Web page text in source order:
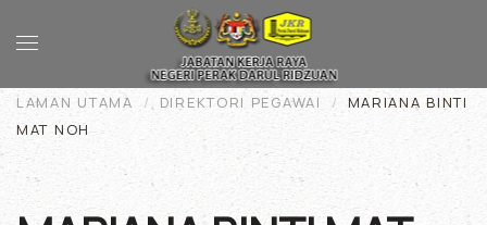
Skip to main content
LAMAN UTAMA DIREKTORI PEGAWAI
MARIANA BINTI
MAT NOH